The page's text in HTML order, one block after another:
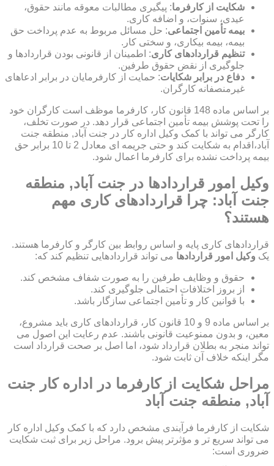
شکایت از کارفرما: پیگیری مطالبات معوقه مانند حقوق،
عیدی، سنوات، و اضافه کاری.
بیمه تأمین اجتماعی: حل مسائل مربوط به عدم پرداخت حق
بیمه، بیمه بیکاری، و سختی کار.
تنظیم قراردادهای کاری: اطمینان از قانونی بودن قراردادها و
جلوگیری از نقض حقوق طرفین.
دفاع در برابر شکایات: حمایت از کارفرمایان در برابر ادعاهای
غیرمنصفانه کارگران.
بر اساس ماده 148 قانون کار، کارفرما موظف است کارگران خود
را تحت پوشش بیمه تأمین اجتماعی قرار دهد. در صورت تخلف،
کارگر می تواند با کمک وکیل اداره کار در جنت آباد, منطقه جنت
آباد،اقدام به شکایت کند و حتی جریمه ای معادل 2 تا 10 برابر حق
بیمه پرداخت نشده برای کارفرما اعمال شود.
وکیل امور قراردادها در جنت آباد, منطقه
جنت آباد: چرا قراردادهای کاری مهم
هستند؟
قراردادهای کاری پایه و اساس روابط بین کارگر و کارفرما هستند.
یک وکیل امور قراردادها می تواند قراردادهایی تنظیم کند که:
حقوق و وظایف طرفین را به صورت شفاف مشخص کند.
از بروز اختلافات احتمالی جلوگیری کند.
با قوانین کار و تأمین اجتماعی سازگار باشد.
بر اساس ماده 9 و 10 قانون کار، قراردادهای کاری باید مشروع،
معین، و بدون ممنوعیت قانونی باشند. عدم رعایت این اصول می
تواند منجر به بطلان قرارداد شود، اما اصل بر صحت قرارداد است
مگر اینکه خلاف آن ثابت شود.
مراحل شکایت از کارفرما در اداره کار جنت
آباد, منطقه جنت آباد
شکایت از کارفرما فرآیندی مشخص دارد که با کمک وکیل اداره کار
می تواند سریع تر و مؤثرتر پیش برود. مراحل زیر برای ثبت شکایت
ضروری است: